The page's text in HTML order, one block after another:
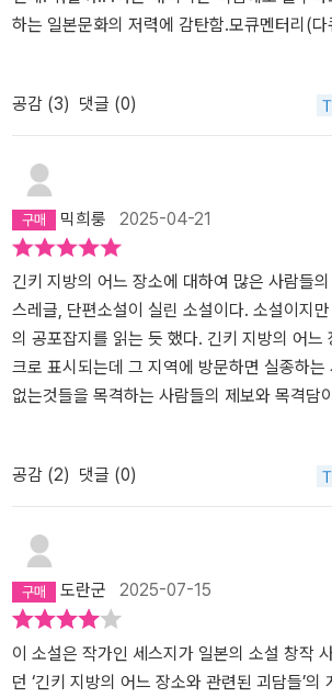
하는 일본문화의 저력에 감탄함.모큐멘터리(다
한픽션)이란 생소한 장르소설을 읽은 것에 만
는 크게 공감을 못하겠다. 젊은 친구들은 좋아할지도..발췌한 기사와
독자 인터뷰, 그리고 편지들로 구성된 각각의
재밌었지만,중반이후 너무 비슷한 이야기가 반
지막 반전마저도 좀 식상했다.여튼 독특한 구성
가 않았던 작품.끝까지 읽은건 뒤에 뭐가 있나
공감 (3) 댓글 (0)
믹희룽 2025-04-21
긴키 지방의 어느 장소에 대하여 많은 사람들
스레글, 단편소설이 실린 소설이다. 소설이지
의 공포잡지를 읽는 듯 했다. 긴키 지방의 어느
크로 표시되는데 그 지역에 방문하면 실종하는
없는것들을 목격하는 사람들의 제보와 목격담
거쳐갔던 2ch공포스레와 같이 ’인터넷 수집정
있는데 딱 그당시 공포스레 느낌으로 공포라는
읽을 수 있었다. 긴키 지방에 ’어느 장소‘에 대
기 시작하는데 과연 그 장소에 대하여 비밀이
에 대해 상상하며 읽는 풍성한 재미를 느낄 수
격담, 괴담, 그리고 한권의 잡지를 읽는 듯한,
포를 곁들여 공포매니아들에게는 큰 사랑을 받
되지않을까 싶다.📖 공포물을 좋아하는 사람은
서도 그 체험에서 즐거움을 찾아내기 때문에
공감 (2) 댓글 (0)
도란군 2025-07-15
이 소설은 작가인 세스지가 일본의 소설 창작
던 ‘긴키 지방의 어느 장소와 관련된 괴담들’의